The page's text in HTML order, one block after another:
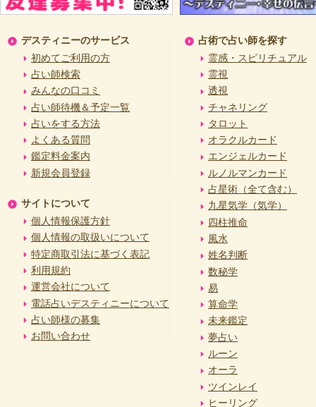
デスティニーのサービス
初めてご利用の方
占い師検索
みんなの口コミ
占い師待機＆予定一覧
占いをする方法
よくある質問
鑑定料金案内
新規会員登録
サイトについて
個人情報保護方針
個人情報の取扱いについて
特定商取引法に基づく表記
利用規約
運営会社について
電話占いデスティニーについて
占い師様の募集
お問い合わせ
占術で占い師を探す
霊感・スピリチュアル
霊視
透視
チャネリング
タロット
オラクルカード
エンジェルカード
ルノルマンカード
占星術（全て含む）
九星気学（気学）
四柱推命
風水
姓名判断
数秘学
易
算命学
未来鑑定
夢占い
ルーン
オーラ
ツインレイ
ヒーリング